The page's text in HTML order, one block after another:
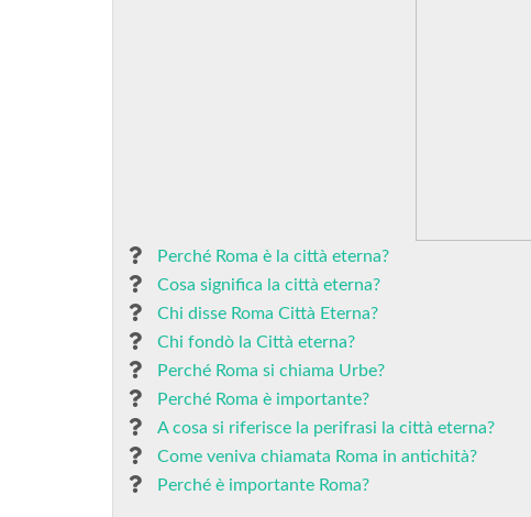
Perché Roma è la città eterna?
Cosa significa la città eterna?
Chi disse Roma Città Eterna?
Chi fondò la Città eterna?
Perché Roma si chiama Urbe?
Perché Roma è importante?
A cosa si riferisce la perifrasi la città eterna?
Come veniva chiamata Roma in antichità?
Perché è importante Roma?